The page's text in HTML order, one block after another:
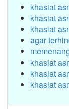
khasiat
khasiat
khasiat
agar
khasiat
khasiat
khasiat